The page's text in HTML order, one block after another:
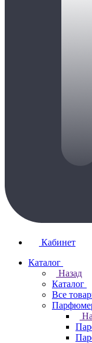
Кабинет
Каталог
Назад
Каталог
Все